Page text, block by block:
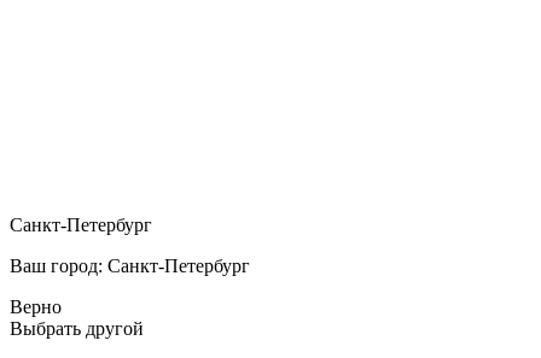
Санкт-Петербург
Ваш город: Санкт-Петербург
Верно
Выбрать другой